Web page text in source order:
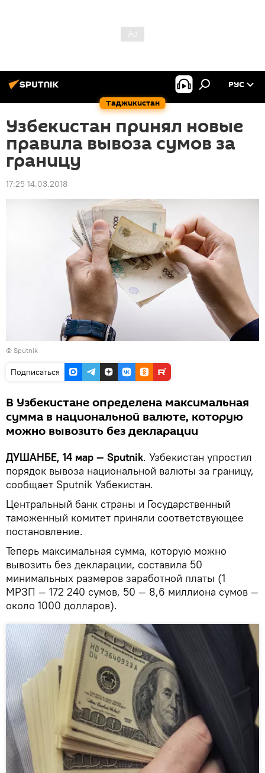
Таджикистан
РУС
Узбекистан принял новые
правила вывоза сумов за
границу
17:25 14.03.2018
© Sputnik
Подписаться
В Узбекистане определена максимальная
сумма в национальной валюте, которую
можно вывозить без декларации
ДУШАНБЕ, 14 мар — Sputnik. Узбекистан упростил
порядок вывоза национальной валюты за границу,
сообщает Sputnik Узбекистан.
Центральный банк страны и Государственный
таможенный комитет приняли соответствующее
постановление.
Теперь максимальная сумма, которую можно
вывозить без декларации, составила 50
минимальных размеров заработной платы (1
МРЗП — 172 240 сумов, 50 — 8,6 миллиона сумов —
около 1000 долларов).